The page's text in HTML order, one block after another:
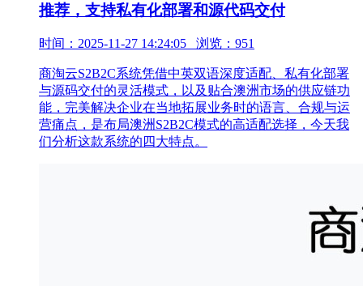
推荐，支持私有化部署和源代码交付
时间：2025-11-27 14:24:05 浏览：951
商淘云S2B2C系统凭借中英双语深度适配、私有化部署
与源码交付的灵活模式，以及贴合澳洲市场的供应链功
能，完美解决企业在当地拓展业务时的语言、合规与运
营痛点，是布局澳洲S2B2C模式的高适配选择，今天我
们分析这款系统的四大特点。